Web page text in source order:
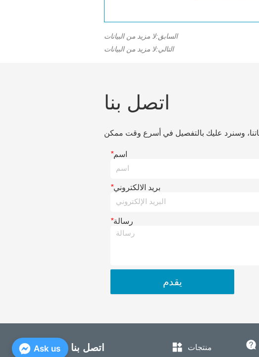
السابق:لا مزيد من البيانات
التالي:لا مزيد من البيانات
اتصل بنا
*اسم
*بريد الالكتروني
*رسالة
يقدم
اتصل بنا منتجات Ask us